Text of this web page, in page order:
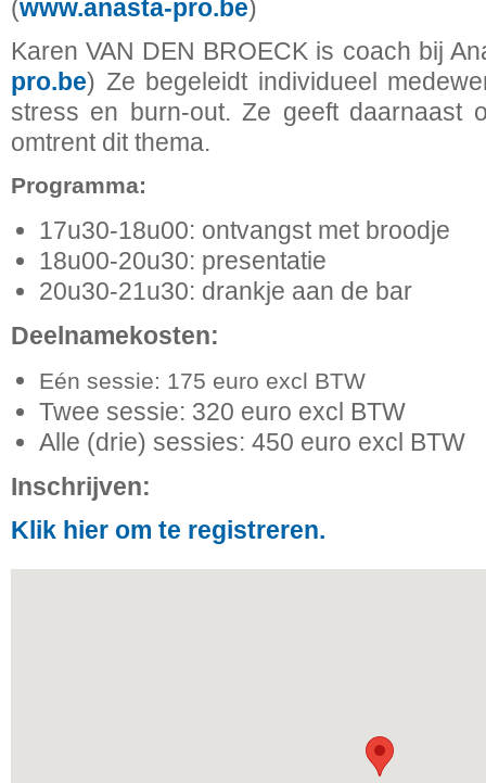
(www.anasta-pro.be)
Karen VAN DEN BROECK is coach bij
pro.be) Ze begeleidt individueel
stress en burn-out. Ze geeft daarnaast
omtrent dit thema.
Programma:
17u30-18u00: ontvangst met broodje
18u00-20u30: presentatie
20u30-21u30: drankje aan de bar
Deelnamekosten:
Eén sessie: 175 euro excl BTW
Twee sessie: 320 euro excl BTW
Alle (drie) sessies: 450 euro excl BTW
Inschrijven:
Klik hier om te registreren.